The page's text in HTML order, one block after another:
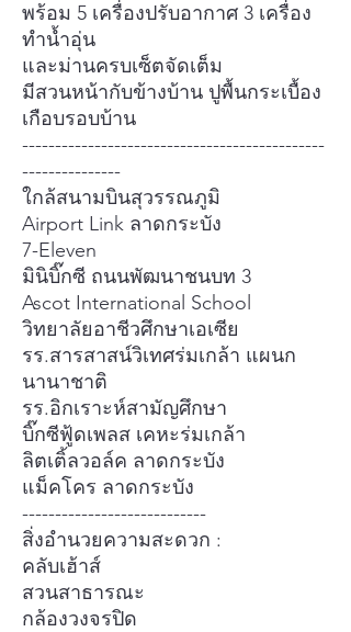
พร้อม 5 เครื่องปรับอากาศ 3 เครื่อง
ทำน้ำอุ่น
และม่านครบเซ็ตจัดเต็ม
มีสวนหน้ากับข้างบ้าน ปูพื้นกระเบื้อง
เกือบรอบบ้าน
----------------------------------------------
---------------
ใกล้สนามบินสุวรรณภูมิ
Airport Link ลาดกระบัง
7-Eleven
มินิบิ๊กซี ถนนพัฒนาชนบท 3
Ascot International School
วิทยาลัยอาชีวศึกษาเอเซีย
รร.สารสาสน์วิเทศร่มเกล้า แผนก
นานาชาติ
รร.อิกเราะห์สามัญศึกษา
บิ๊กซีฟู้ดเพลส เคหะร่มเกล้า
ลิตเติ้ลวอล์ค ลาดกระบัง
แม็คโคร ลาดกระบัง
----------------------------
สิ่งอำนวยความสะดวก :
คลับเฮ้าส์
สวนสาธารณะ
กล้องวงจรปิด